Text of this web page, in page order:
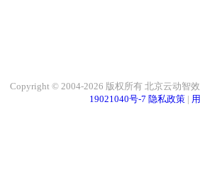
Copyright © 2004-2026 版权所有 北京云动智
19021040号-7 隐私政策 |